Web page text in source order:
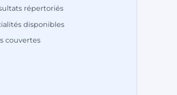
répertoriés
disponibles
couvertes